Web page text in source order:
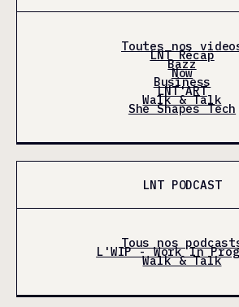
Toutes nos
LNT Récap
Bazz
Now
Business
LNT'ART
Walk & Talk
She Shapes Tech
LNT PODCAST
Tous nos
L'WIP - Work In
Walk & Talk